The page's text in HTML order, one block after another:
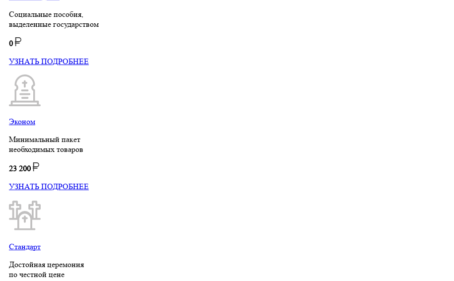
Социальные пособия,
выделенные государством
0
УЗНАТЬ ПОДРОБНЕЕ
Эконом
Минимальный пакет
необходимых товаров
23 200
УЗНАТЬ ПОДРОБНЕЕ
Стандарт
Достойная церемония
по честной цене